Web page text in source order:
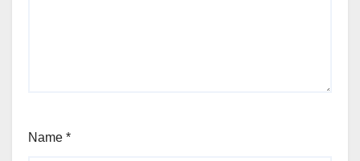
Name *